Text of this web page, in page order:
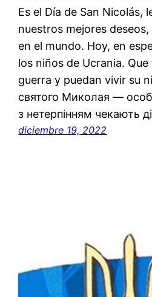
Es el Día de San Nicolás,
nuestros mejores
en el mundo. Hoy, en
los niños de Ucrania.
guerra y puedan vivir su
святого Миколая —
з нетерпінням чекають
diciembre 19, 2022